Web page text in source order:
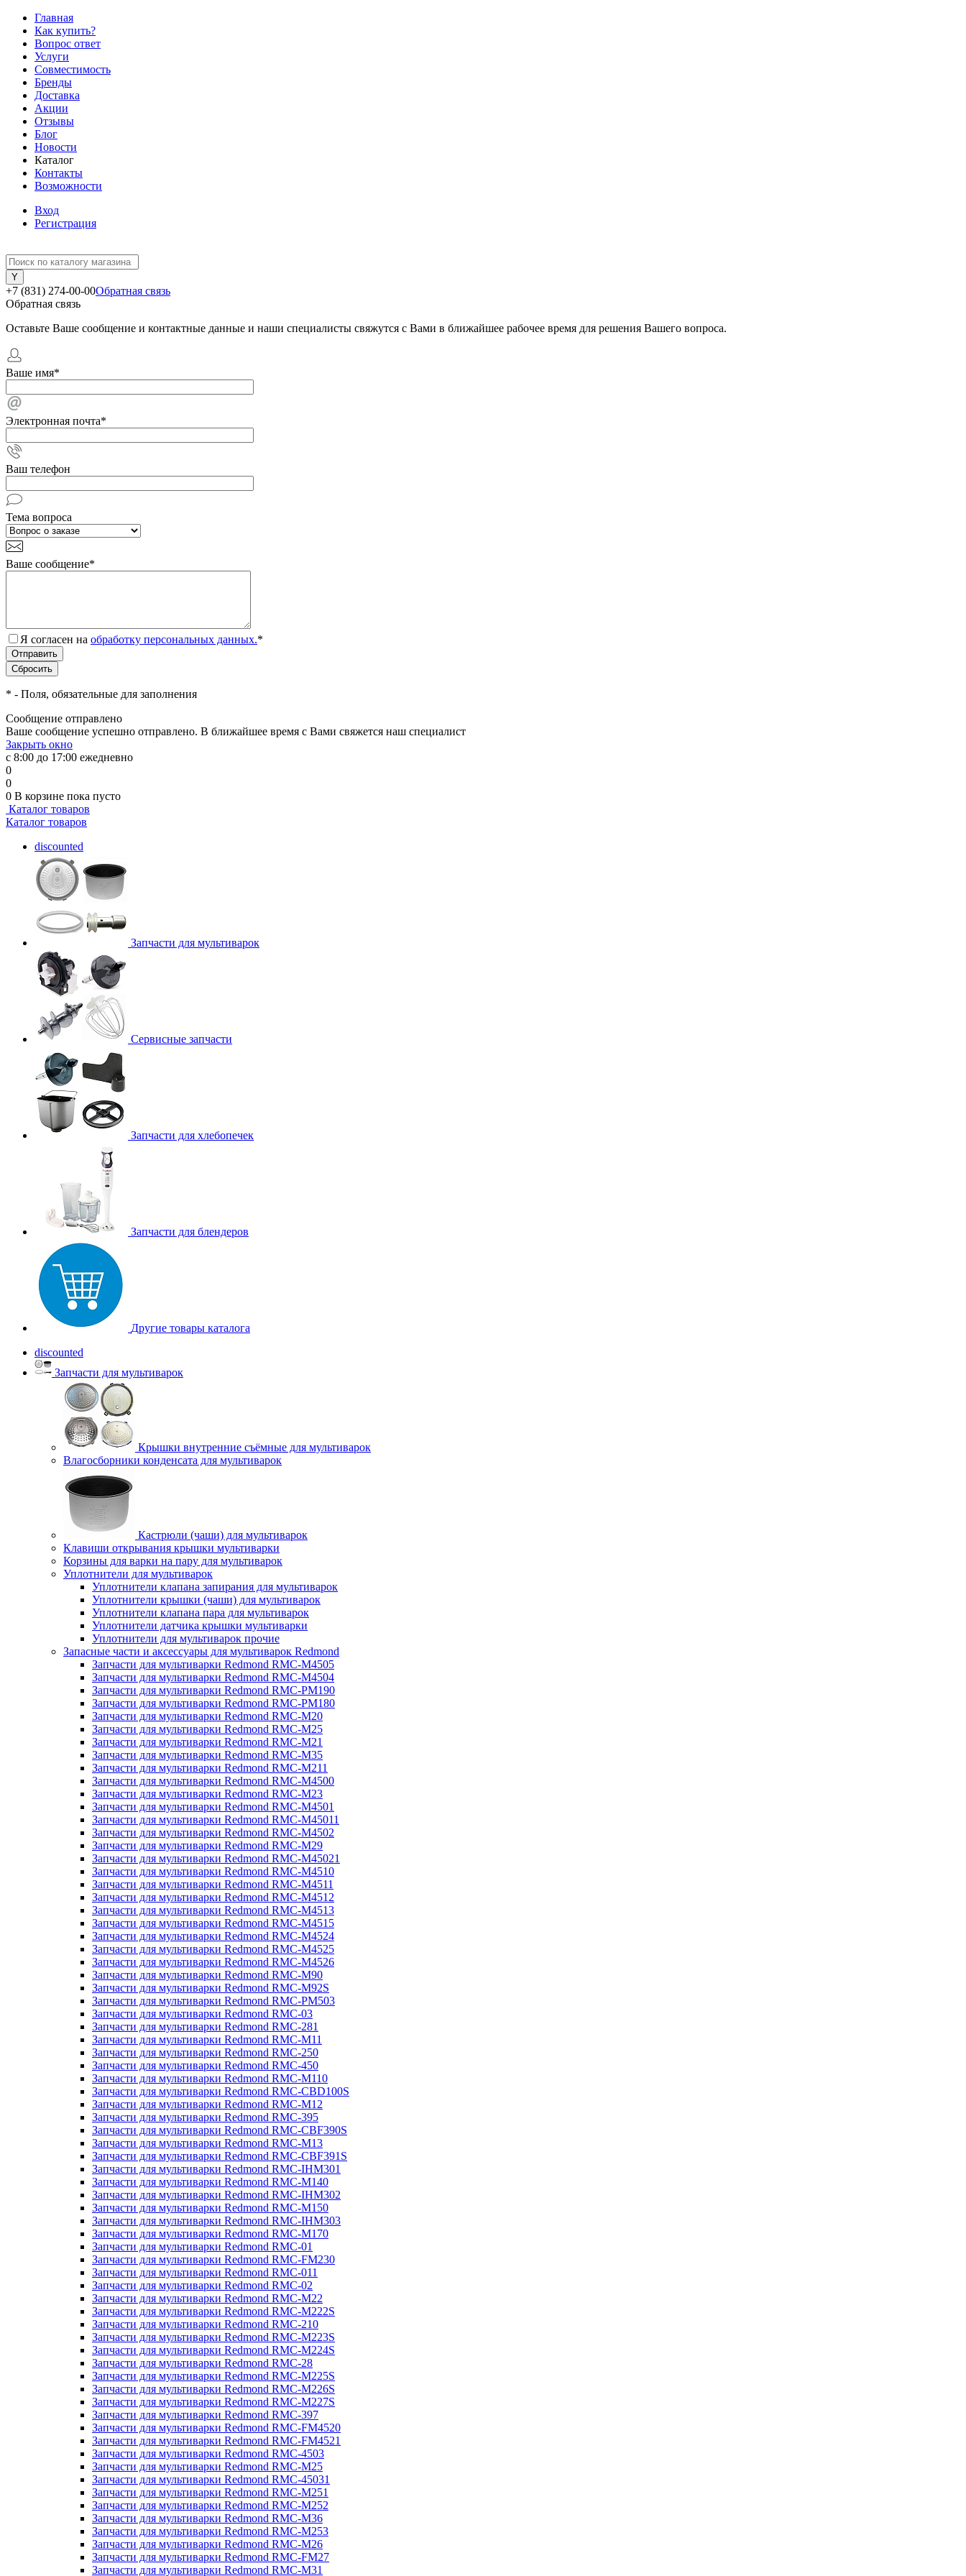
Главная
Как купить?
Вопрос ответ
Услуги
Совместимость
Бренды
Доставка
Акции
Отзывы
Блог
Новости
Каталог
Контакты
Возможности
Вход
Регистрация
+7 (831) 274-00-00Обратная связь
Обратная связь
Оставьте Ваше сообщение и контактные данные и наши специалисты свяжутся с Вами в ближайшее рабочее время для решения Вашего вопроса.
Ваше имя*
Электронная почта*
Ваш телефон
Тема вопроса
Ваше сообщение*
Я согласен на обработку персональных данных.*
* - Поля, обязательные для заполнения
Сообщение отправлено
Ваше сообщение успешно отправлено. В ближайшее время с Вами свяжется наш специалист
Закрыть окно
с 8:00 до 17:00 ежедневно
0
0
0 В корзине пока пусто
Каталог товаров
Каталог товаров
discounted
Запчасти для мультиварок
Сервисные запчасти
Запчасти для хлебопечек
Запчасти для блендеров
Другие товары каталога
discounted
Запчасти для мультиварок
Крышки внутренние съёмные для мультиварок
Влагосборники конденсата для мультиварок
Кастрюли (чаши) для мультиварок
Клавиши открывания крышки мультиварки
Корзины для варки на пару для мультиварок
Уплотнители для мультиварок
Уплотнители клапана запирания для мультиварок
Уплотнители крышки (чаши) для мультиварок
Уплотнители клапана пара для мультиварок
Уплотнители датчика крышки мультиварки
Уплотнители для мультиварок прочие
Запасные части и аксессуары для мультиварок Redmond
Запчасти для мультиварки Redmond RMC-M4505
Запчасти для мультиварки Redmond RMC-M4504
Запчасти для мультиварки Redmond RMC-PM190
Запчасти для мультиварки Redmond RMC-PM180
Запчасти для мультиварки Redmond RMC-M20
Запчасти для мультиварки Redmond RMC-M25
Запчасти для мультиварки Redmond RMC-M21
Запчасти для мультиварки Redmond RMC-M35
Запчасти для мультиварки Redmond RMC-M211
Запчасти для мультиварки Redmond RMC-M4500
Запчасти для мультиварки Redmond RMC-M23
Запчасти для мультиварки Redmond RMC-M4501
Запчасти для мультиварки Redmond RMC-M45011
Запчасти для мультиварки Redmond RMC-M4502
Запчасти для мультиварки Redmond RMC-M29
Запчасти для мультиварки Redmond RMC-M45021
Запчасти для мультиварки Redmond RMC-M4510
Запчасти для мультиварки Redmond RMC-M4511
Запчасти для мультиварки Redmond RMC-M4512
Запчасти для мультиварки Redmond RMC-M4513
Запчасти для мультиварки Redmond RMC-M4515
Запчасти для мультиварки Redmond RMC-M4524
Запчасти для мультиварки Redmond RMC-M4525
Запчасти для мультиварки Redmond RMC-M4526
Запчасти для мультиварки Redmond RMC-M90
Запчасти для мультиварки Redmond RMC-M92S
Запчасти для мультиварки Redmond RMC-PM503
Запчасти для мультиварки Redmond RMC-03
Запчасти для мультиварки Redmond RMC-281
Запчасти для мультиварки Redmond RMC-M11
Запчасти для мультиварки Redmond RMC-250
Запчасти для мультиварки Redmond RMC-450
Запчасти для мультиварки Redmond RMC-M110
Запчасти для мультиварки Redmond RMC-CBD100S
Запчасти для мультиварки Redmond RMC-M12
Запчасти для мультиварки Redmond RMC-395
Запчасти для мультиварки Redmond RMC-CBF390S
Запчасти для мультиварки Redmond RMC-M13
Запчасти для мультиварки Redmond RMC-CBF391S
Запчасти для мультиварки Redmond RMC-IHM301
Запчасти для мультиварки Redmond RMC-M140
Запчасти для мультиварки Redmond RMC-IHM302
Запчасти для мультиварки Redmond RMC-M150
Запчасти для мультиварки Redmond RMC-IHM303
Запчасти для мультиварки Redmond RMC-M170
Запчасти для мультиварки Redmond RMC-01
Запчасти для мультиварки Redmond RMC-FM230
Запчасти для мультиварки Redmond RMC-011
Запчасти для мультиварки Redmond RMC-02
Запчасти для мультиварки Redmond RMC-M22
Запчасти для мультиварки Redmond RMC-M222S
Запчасти для мультиварки Redmond RMC-210
Запчасти для мультиварки Redmond RMC-M223S
Запчасти для мультиварки Redmond RMC-M224S
Запчасти для мультиварки Redmond RMC-28
Запчасти для мультиварки Redmond RMC-M225S
Запчасти для мультиварки Redmond RMC-M226S
Запчасти для мультиварки Redmond RMC-M227S
Запчасти для мультиварки Redmond RMC-397
Запчасти для мультиварки Redmond RMC-FM4520
Запчасти для мультиварки Redmond RMC-FM4521
Запчасти для мультиварки Redmond RMC-4503
Запчасти для мультиварки Redmond RMC-M25
Запчасти для мультиварки Redmond RMC-45031
Запчасти для мультиварки Redmond RMC-M251
Запчасти для мультиварки Redmond RMC-M252
Запчасти для мультиварки Redmond RMC-M36
Запчасти для мультиварки Redmond RMC-M253
Запчасти для мультиварки Redmond RMC-M26
Запчасти для мультиварки Redmond RMC-FM27
Запчасти для мультиварки Redmond RMC-M31